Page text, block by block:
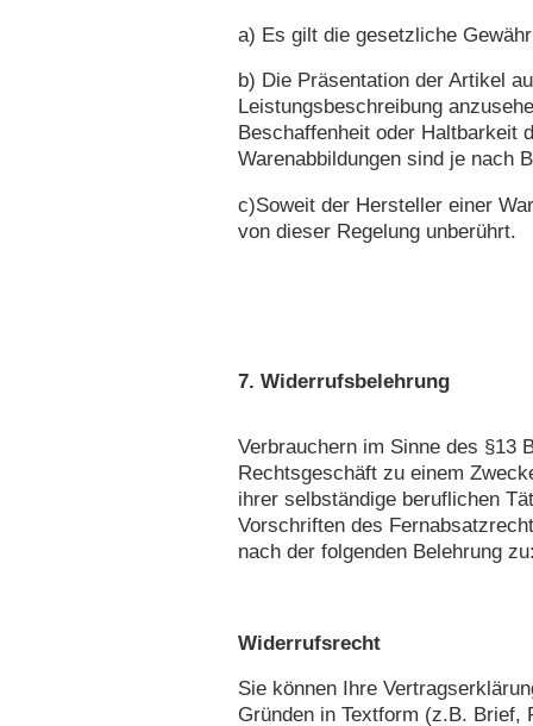
a) Es gilt die gesetzliche
b) Die Präsentation der Artikel
Leistungsbeschreibung
Beschaffenheit oder Haltbarkeit
Warenabbildungen sind je nach
c)Soweit der Hersteller einer
von dieser Regelung unberührt.
7. Widerrufsbelehrung
Verbrauchern im Sinne des §13
Rechtsgeschäft zu einem
ihrer selbständige beruflichen
Vorschriften des
nach der folgenden Belehrung
Widerrufsrecht
Sie können Ihre
Gründen in Textform (z.B. Brief,